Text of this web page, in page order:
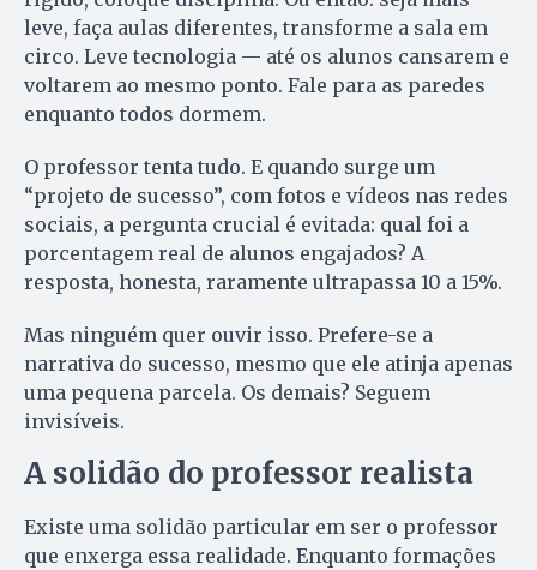
leve, faça aulas diferentes, transforme a sala em
circo. Leve tecnologia — até os alunos cansarem e
voltarem ao mesmo ponto. Fale para as paredes
enquanto todos dormem.
O professor tenta tudo. E quando surge um
“projeto de sucesso”, com fotos e vídeos nas redes
sociais, a pergunta crucial é evitada: qual foi a
porcentagem real de alunos engajados? A
resposta, honesta, raramente ultrapassa 10 a 15%.
Mas ninguém quer ouvir isso. Prefere-se a
narrativa do sucesso, mesmo que ele atinja apenas
uma pequena parcela. Os demais? Seguem
invisíveis.
A solidão do professor realista
Existe uma solidão particular em ser o professor
que enxerga essa realidade. Enquanto formações